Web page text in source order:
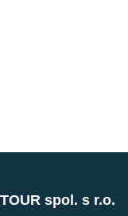
spol. s r.o.